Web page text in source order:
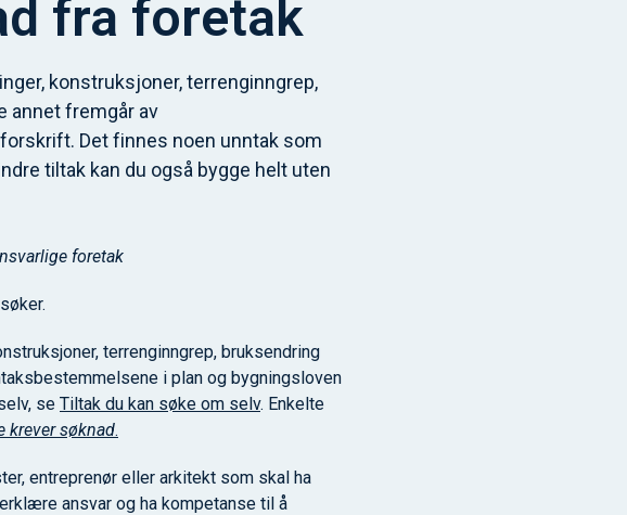
fra foretak
konstruksjoner, terrenginngrep,
annet fremgår av
Det finnes noen unntak som
tiltak kan du også bygge helt uten
foretak
terrenginngrep, bruksendring
i plan og bygningsloven
se Tiltak du kan søke om selv. Enkelte
krever søknad.
entreprenør eller arkitekt som skal ha
ansvar og ha kompetanse til å